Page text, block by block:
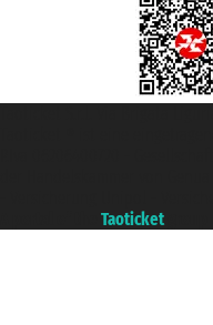
Taoticket